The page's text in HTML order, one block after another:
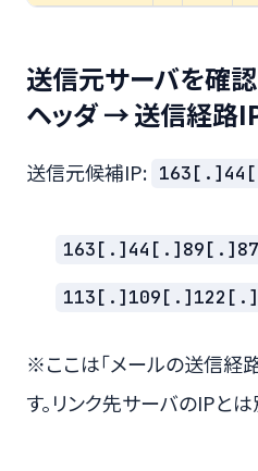
送信元サーバを確
ヘッダ → 送信経路IP
送信元候補IP:
163[.]44[.]89[.]87
※ここは「メールの送信経
す。リンク先サーバのIPとは